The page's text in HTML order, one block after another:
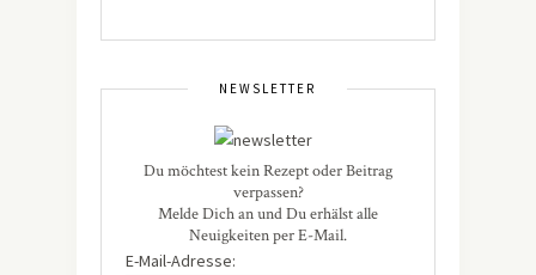
NEWSLETTER
Du möchtest kein Rezept oder Beitrag
verpassen?
Melde Dich an und Du erhälst alle
Neuigkeiten per E-Mail.
E-Mail-Adresse: